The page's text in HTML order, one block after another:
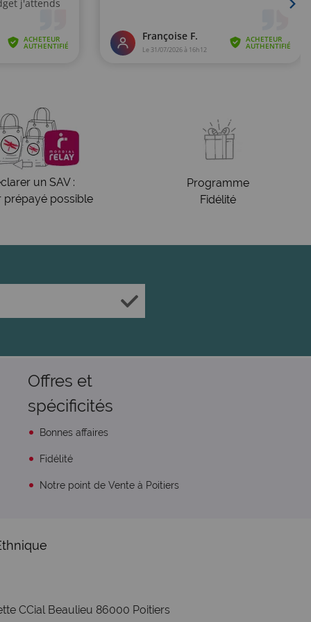
un SAV :
prépayé possible
Programme
Fidélité
Offres et
spécificités
Bonnes affaires
Fidélité
Notre point de Vente à Poitiers
CCial Beaulieu 86000 Poitiers